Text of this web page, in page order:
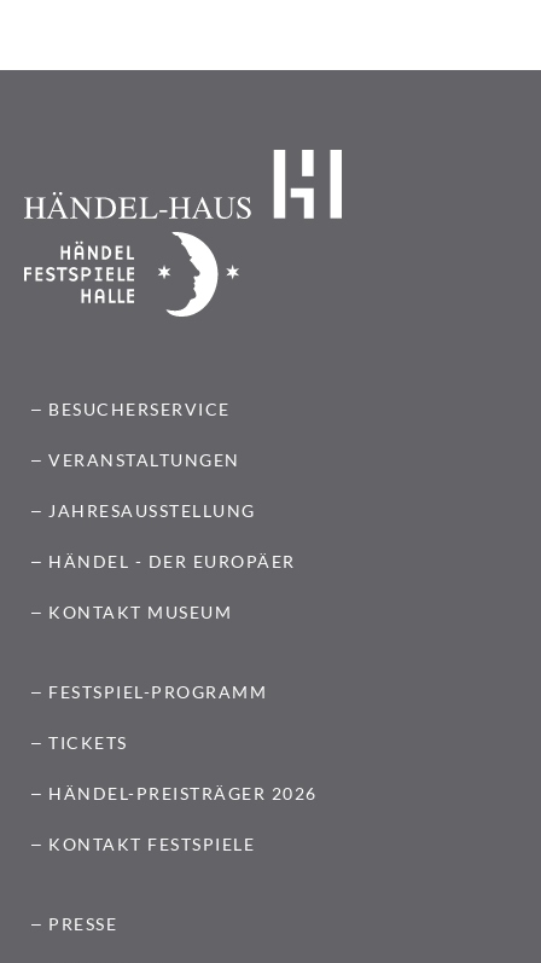
BESUCHERSERVICE
VERANSTALTUNGEN
JAHRESAUSSTELLUNG
HÄNDEL - DER EUROPÄER
KONTAKT MUSEUM
FESTSPIEL-PROGRAMM
TICKETS
HÄNDEL-PREISTRÄGER 2026
KONTAKT FESTSPIELE
PRESSE